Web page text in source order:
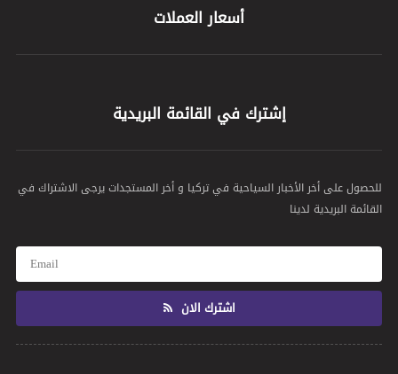
أسعار العملات
إشترك في القائمة البريدية
للحصول على أخر الأخبار السياحية في تركيا و أخر المستجدات يرجى الاشتراك في
القائمة البريدية لدينا
اشترك الان